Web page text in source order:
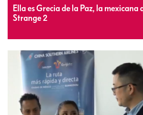
Ella es Grecia de la Paz, la mexicana
Strange 2